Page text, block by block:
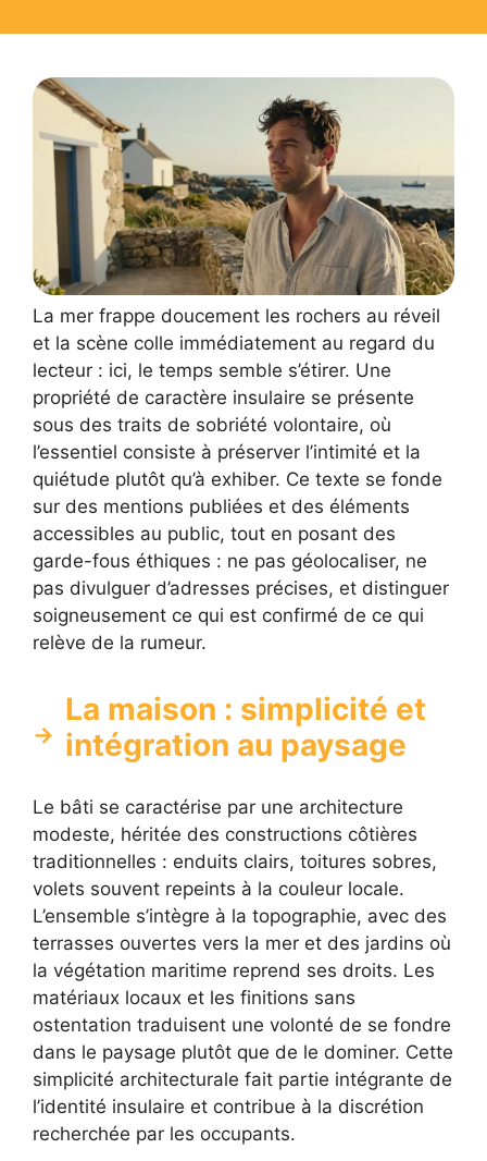
La mer frappe doucement les rochers au réveil
et la scène colle immédiatement au regard du
lecteur : ici, le temps semble s’étirer. Une
propriété de caractère insulaire se présente
sous des traits de sobriété volontaire, où
l’essentiel consiste à préserver l’intimité et la
quiétude plutôt qu’à exhiber. Ce texte se fonde
sur des mentions publiées et des éléments
accessibles au public, tout en posant des
garde-fous éthiques : ne pas géolocaliser, ne
pas divulguer d’adresses précises, et distinguer
soigneusement ce qui est confirmé de ce qui
relève de la rumeur.
La maison : simplicité et
intégration au paysage
Le bâti se caractérise par une architecture
modeste, héritée des constructions côtières
traditionnelles : enduits clairs, toitures sobres,
volets souvent repeints à la couleur locale.
L’ensemble s’intègre à la topographie, avec des
terrasses ouvertes vers la mer et des jardins où
la végétation maritime reprend ses droits. Les
matériaux locaux et les finitions sans
ostentation traduisent une volonté de se fondre
dans le paysage plutôt que de le dominer. Cette
simplicité architecturale fait partie intégrante de
l’identité insulaire et contribue à la discrétion
recherchée par les occupants.